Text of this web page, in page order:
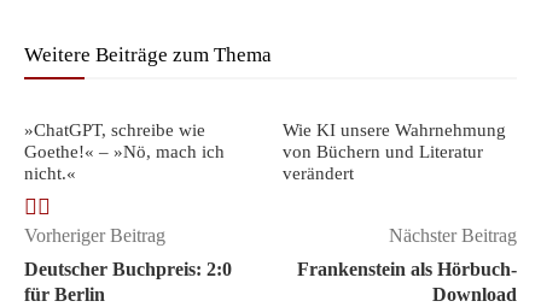
Weitere Beiträge zum Thema
»ChatGPT, schreibe wie
Goethe!« – »Nö, mach ich
nicht.«
Wie KI unsere Wahrnehmung
von Büchern und Literatur
verändert
Vorheriger Beitrag
Deutscher Buchpreis: 2:0
für Berlin
Nächster Beitrag
Frankenstein als Hörbuch-
Download